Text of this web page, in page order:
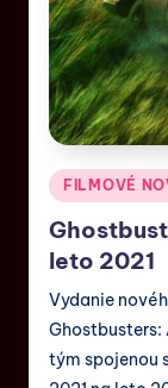
FILMOVÉ
leto 2021
Vydanie
tým spojenou